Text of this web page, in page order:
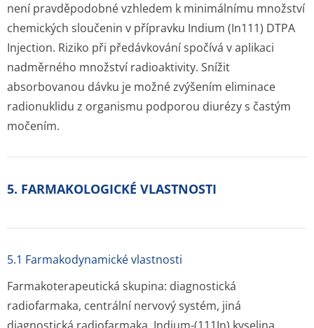
není pravděpodobné vzhledem k minimálnímu množství
chemických sloučenin v přípravku Indium (In111) DTPA
Injection. Riziko při předávkování spočívá v aplikaci
nadměrného množství radioaktivity. Snížit
absorbovanou dávku je možné zvýšením eliminace
radionuklidu z organismu podporou diurézy s častým
močením.
5. FARMAKOLOGICKÉ VLASTNOSTI
5.1 Farmakodynamické vlastnosti
Farmakoterapeutická skupina: diagnostická
radiofarmaka, centrální nervový systém, jiná